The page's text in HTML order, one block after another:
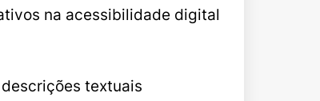
na acessibilidade digital
textuais